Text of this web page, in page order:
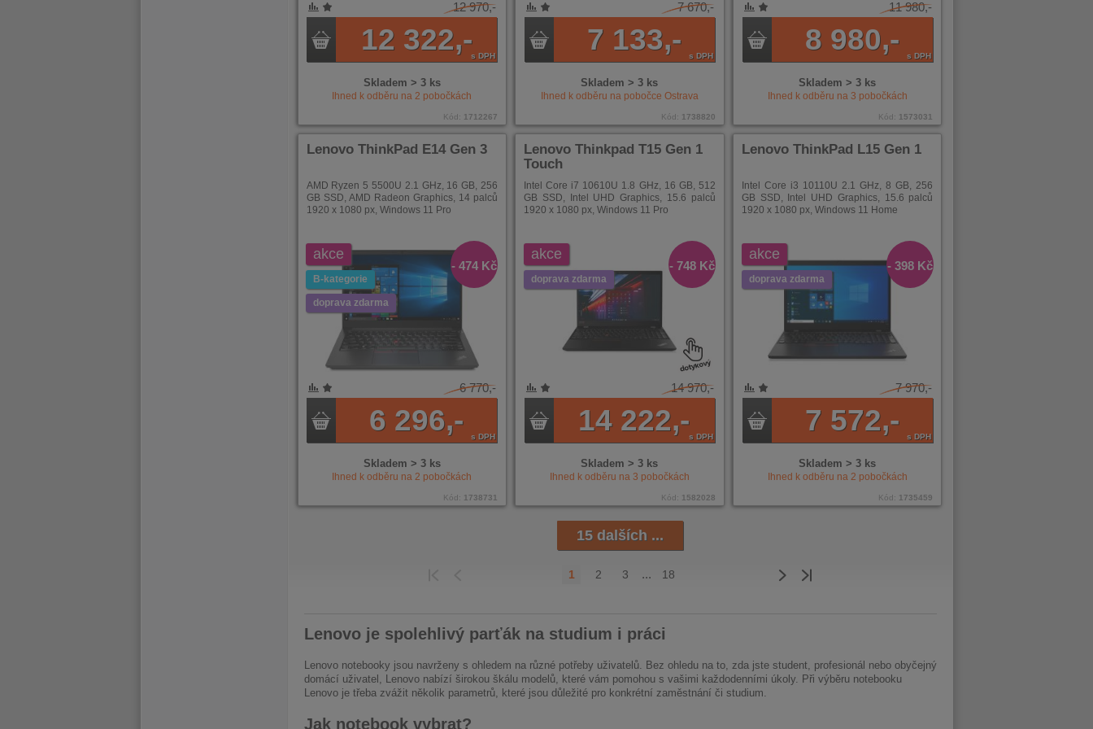
12 970,-
12 322,-s DPH
Skladem > 3 ks
Ihned k odběru na2 pobočkách
Kód: 1712267
7 670,-
7 133,- s DPH
Skladem > 3 ks
Ihned k odběru na pobočce Ostrava
Kód: 1738820
POROVNÁNÍ
OBLÍBENÉ 11 980,-
8 980,- s DPH
Skladem > 3 ks
Ihned k odběru na 3 pobočkách
Kód: 1573031
Lenovo ThinkPad E14 Gen 3
AMD Ryzen 5 5500U 2.1 GHz, 16 GB, 256
GB SSD, AMD Radeon Graphics, 14 palců
1920 x 1080 px, Windows 11 Pro
akce
B-kategorie
doprava zdarma
- 474 Kč
6 770,-
6 296,- s DPH
Skladem > 3 ks
Ihned k odběru na2 pobočkách
Kód: 1738731
Lenovo Thinkpad T15 Gen 1
Touch
Intel Core i7 10610U 1.8 GHz, 16 GB, 512
GB SSD, Intel UHD Graphics, 15.6 palců
1920 x 1080 px, Windows 11 Pro
akce
doprava zdarma
- 748 Kč
14 970,-
14 222,-s DPH
Skladem > 3 ks
Ihned k odběru na 3 pobočkách
Kód: 1582028
Lenovo ThinkPad L15 Gen 1
Intel Core i3 10110U 2.1 GHz, 8 GB, 256
GB SSD, Intel UHD Graphics, 15.6 palců
1920 x 1080 px, Windows 11 Home
akce
doprava zdarma
- 398 Kč
POROVNÁNÍ
OBLÍBENÉ 7 970,-
7 572,- s DPH
Skladem > 3 ks
Ihned k odběru na 2 pobočkách
Kód: 1735459
15 dalších ...
1 2 3 ... 18
Lenovo je spolehlivý parťák na studium i práci
Lenovo notebooky jsou navrženy s ohledem na různé potřeby uživatelů. Bez ohledu na to, zda jste student, profesionál nebo obyčejný
domácí uživatel, Lenovo nabízí širokou škálu modelů, které vám pomohou s vašimi každodenními úkoly. Při výběru notebooku
Lenovo je třeba zvážit několik parametrů, které jsou důležité pro konkrétní zaměstnání či studium.
Jak notebook vybrat?